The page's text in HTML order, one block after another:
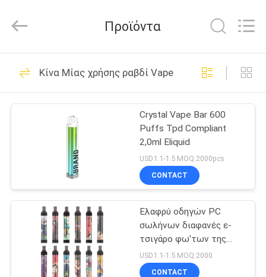
ΣΠΊΤΙ
ΠΡΟΪΌΝΤΑ
ΠΕΡΊΠΟΥ
ΕΜΕΊΣ
ΓΎΡΟΣ
ΕΡΓΟΣΤΑΣΊΩΝ
Ltd..
Developed
Μίας χρήσης ραβδί
Vape
80
Μίας χρήσης
μάνδρα Vape
34
Προϊόντα
Κίνα Μίας χρήσης ραβδί Vape
Crystal Vape Bar 600
Puffs Tpd Compliant
2,0ml Eliquid
USD1.1-1.5 MOQ:2000pcs
CONTACT
Ελαφρύ οδηγών PC
σωλήνων διαφανές ε-
τσιγάρο φω'των της
Shell ζωηρόχρωμο
φωτεινό
USD1.1-1.5 MOQ:2000
CONTACT